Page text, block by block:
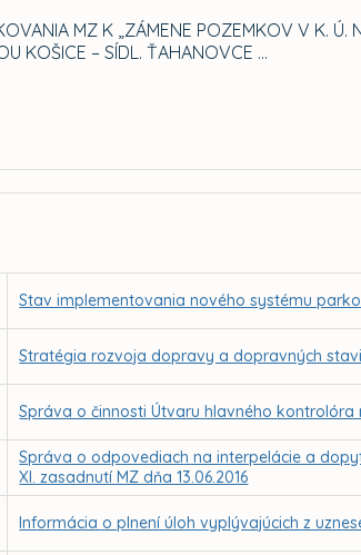
MZ K „ZÁMENE POZEMKOV V K.
KOŠICE – SÍDL. ŤAHANOVCE ...
Stav implementovania nového systému
Stratégia rozvoja dopravy a dopravných
Správa o činnosti Útvaru hlavného kontrolóra
Správa o odpovediach na interpelácie a
XI. zasadnutí MZ dňa 13.06.2016
Informácia o plnení úloh vyplývajúcich z